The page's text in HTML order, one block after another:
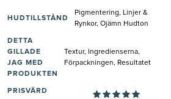
HUDTILLSTÅND
Pigmentering, Linjer &
Rynkor, Ojämn Hudton
DETTA
GILLADE
JAG MED
PRODUKTEN
Textur, Ingredienserna,
Förpackningen, Resultatet
PRISVÄRD